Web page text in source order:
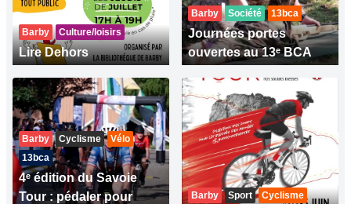
Barby Culture/loisirs
Lire Dehors
Barby Société 13bca
Journées portes
ouvertes au 13ᵉ BCA
Barby Cyclisme
Vélo
13bca
4ᵉ édition du Savoie
Tour : pédaler pour
Barby Sport Cyclisme